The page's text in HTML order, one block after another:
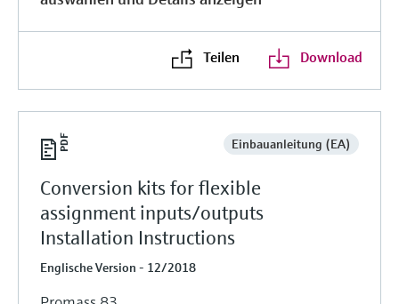
Teilen Download
Einbauanleitung (EA)
Conversion kits for flexible
assignment inputs/outputs
Installation Instructions
Englische Version - 12/2018